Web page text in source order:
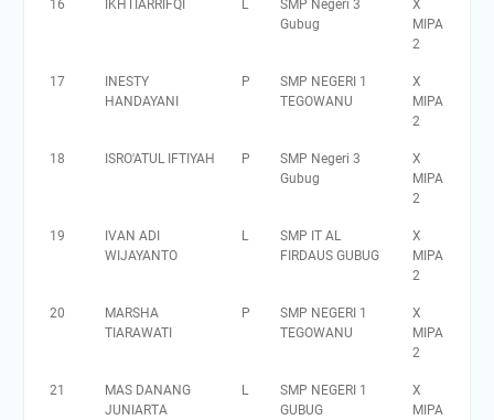
16 IKHTIARRIFQI L
SMP Negeri 3
Gubug
X
MIPA
2
17
INESTY
HANDAYANI
P
SMP NEGERI 1
TEGOWANU
X
MIPA
2
18 ISRO'ATUL IFTIYAH P
SMP Negeri 3
Gubug
X
MIPA
2
19
IVAN ADI
WIJAYANTO
L
SMP IT AL
FIRDAUS GUBUG
X
MIPA
2
20
MARSHA
TIARAWATI
P
SMP NEGERI 1
TEGOWANU
X
MIPA
2
21
MAS DANANG
JUNIARTA
L
SMP NEGERI 1
GUBUG
X
MIPA